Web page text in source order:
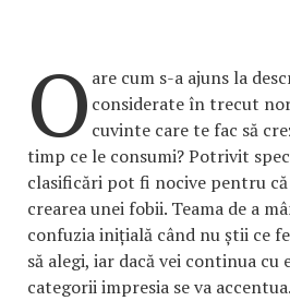
O are cum s-a ajuns la
considerate în trecut
cuvinte care te fac să
timp ce le consumi? Potrivit
clasificări pot fi nocive pentru
crearea unei fobii. Teama de a
confuzia inițială când nu știi ce
să alegi, iar dacă vei continua cu
categorii impresia se va accentua.